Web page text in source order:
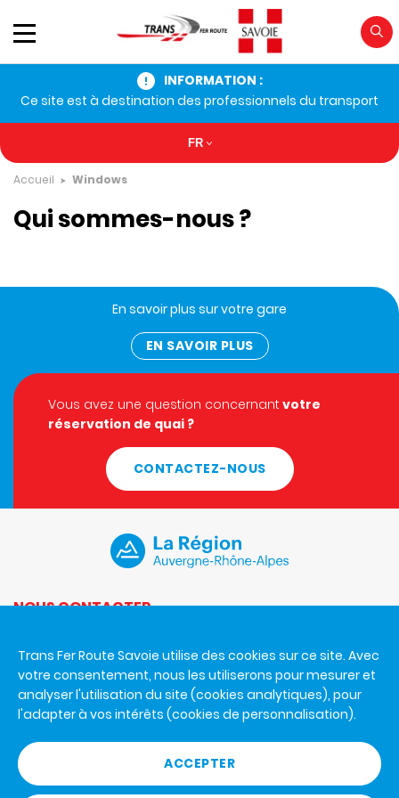
INFORMATION :
Ce site est à destination des professionnels du transport
FR
Accueil Windows
Qui sommes-nous ?
En savoir plus sur votre gare
EN SAVOIR PLUS
Vous avez une question concernant votre
réservation de quai ?
CONTACTEZ-NOUS
NOUS CONTACTER
Trans Fer Route Savoie
926 A avenue de la Houille Blanche
73000 Chambéry
RÈGLEMENT GÉNÉRAL DES GARES ROUTIÈRES
Trans Fer Route Savoie utilise des cookies sur ce site. Avec
votre consentement, nous les utiliserons pour mesurer et
analyser l'utilisation du site (cookies analytiques), pour
l'adapter à vos intérêts (cookies de personnalisation).
ACCEPTER